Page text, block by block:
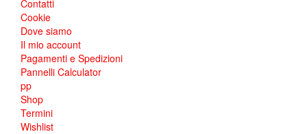
Contatti
Cookie
Dove siamo
Il mio account
Pagamenti e Spedizioni
Pannelli Calculator
pp
Shop
Termini
Wishlist